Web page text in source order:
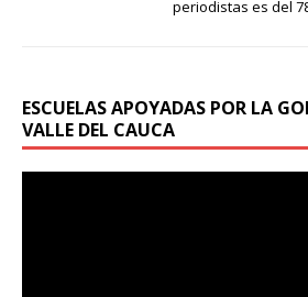
periodistas es del
ESCUELAS APOYADAS POR LA
VALLE DEL CAUCA